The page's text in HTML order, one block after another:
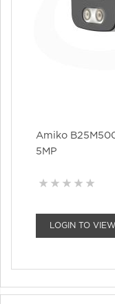
Amiko
5MP
LOGIN TO